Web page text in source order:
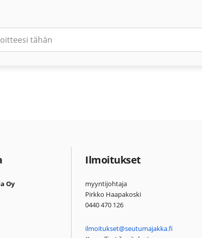
Oy
Ilmoitukset
myyntijohtaja
Pirkko Haapakoski
0440 470 126
ilmoitukset@seutumajakka.fi